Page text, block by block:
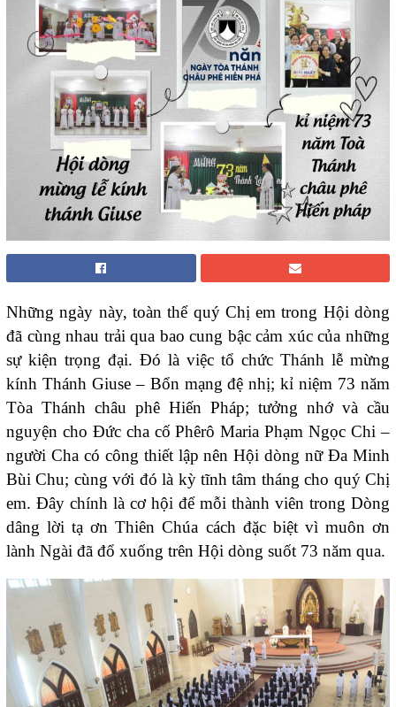
Những ngày này, toàn thể quý Chị em trong Hội dòng
đã cùng nhau trải qua bao cung bậc cảm xúc của những
sự kiện trọng đại. Đó là việc tổ chức Thánh lễ mừng
kính Thánh Giuse – Bổn mạng đệ nhị; kỉ niệm 73 năm
Tòa Thánh châu phê Hiến Pháp; tưởng nhớ và cầu
nguyện cho Đức cha cố Phêrô Maria Phạm Ngọc Chi –
người Cha có công thiết lập nên Hội dòng nữ Đa Minh
Bùi Chu; cùng với đó là kỳ tĩnh tâm tháng cho quý Chị
em. Đây chính là cơ hội để mỗi thành viên trong Dòng
dâng lời tạ ơn Thiên Chúa cách đặc biệt vì muôn ơn
lành Ngài đã đổ xuống trên Hội dòng suốt 73 năm qua.